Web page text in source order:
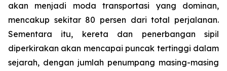
akan menjadi moda transportasi yang dominan,
mencakup sekitar 80 persen dari total perjalanan.
Sementara itu, kereta dan penerbangan sipil
diperkirakan akan mencapai puncak tertinggi dalam
sejarah, dengan jumlah penumpang masing-masing